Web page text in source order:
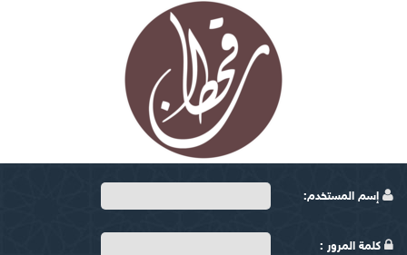
إسم المستخدم:
كلمة المرور :